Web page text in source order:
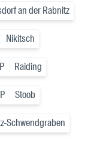
an der Rabnitz
Nikitsch
Raiding
Stoob
Schwendgraben